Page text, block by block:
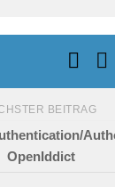
BEITRAG
OpenIddict